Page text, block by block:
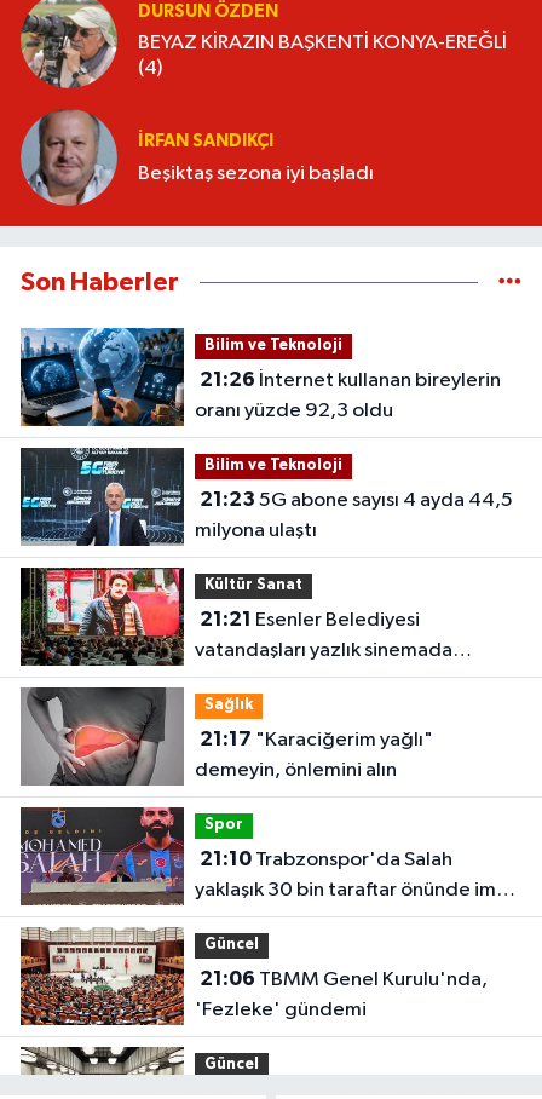
DURSUN ÖZDEN
BEYAZ KİRAZIN BAŞKENTİ KONYA-EREĞLİ
(4)
İRFAN SANDIKÇI
Beşiktaş sezona iyi başladı
Son Haberler
Bilim ve Teknoloji
21:26
oranı yüzde 92,3 oldu
Bilim ve Teknoloji
21:23
milyona ulaştı
Kültür Sanat
21:21
vatandaşları yazlık sinemada
buluşturuyor
Sağlık
21:17
demeyin, önlemini alın
Spor
21:10Trabzonspor'da Salah
yaklaşık 30 bin taraftar önünde imza
attı
Güncel
21:06
'Fezleke' gündemi
Güncel